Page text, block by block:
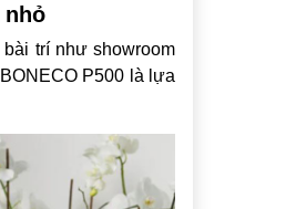
nhỏ
trí như showroom
P500 là lựa